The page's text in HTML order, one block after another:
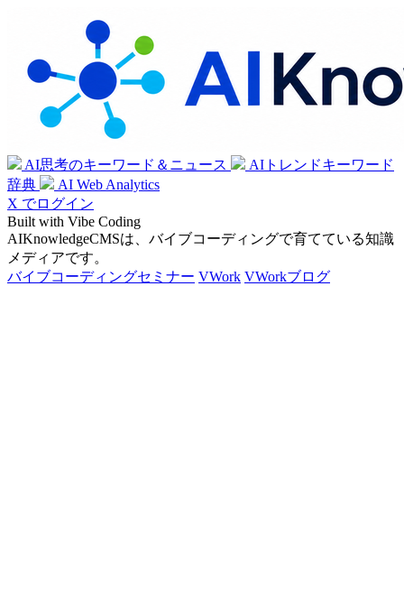
AI思考のキーワード＆ニュース
AIトレンドキーワード
辞典
AI Web Analytics
X でログイン
Built with Vibe Coding
AIKnowledgeCMSは、バイブコーディングで育てている知識
メディアです。
バイブコーディングセミナー VWork VWorkブログ